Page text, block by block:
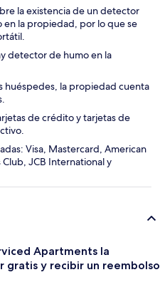
la existencia de un detector
la propiedad, por lo que se
detector de humo en la
huéspedes, la propiedad cuenta
de crédito y tarjetas de
Visa, Mastercard, American
Club, JCB International y
Apartments la
gratis y recibir un reembolso